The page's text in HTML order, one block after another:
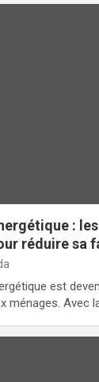
:
réduire sa
est
ménages. Avec